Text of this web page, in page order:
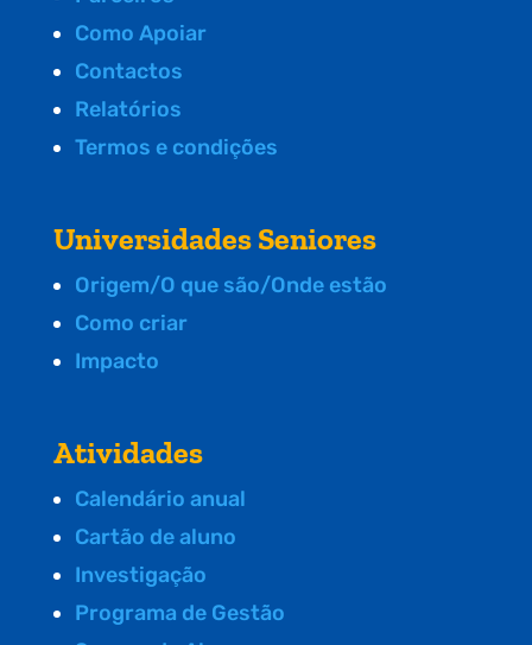
Como Apoiar
Contactos
Relatórios
Termos e condições
Universidades Seniores
Origem/O que são/Onde estão
Como criar
Impacto
Atividades
Calendário anual
Cartão de aluno
Investigação
Programa de Gestão